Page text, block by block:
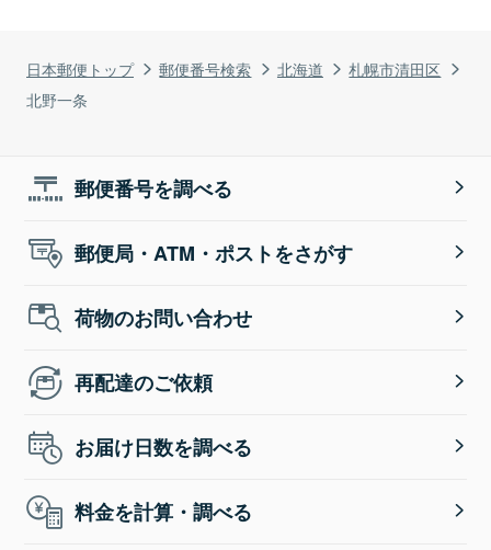
日本郵便トップ 郵便番号検索 北海道
札幌市清田区
北野一条
郵便番号を調べる
郵便局・ATM・ポストをさがす
荷物のお問い合わせ
再配達のご依頼
お届け日数を調べる
料金を計算・調べる